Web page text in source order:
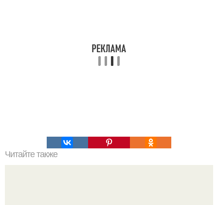
Читайте также